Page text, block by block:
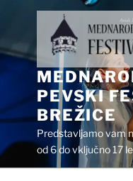
content
PEVSKI
BREŽICE
Predstavljamo vam
od 6 do vključno 17